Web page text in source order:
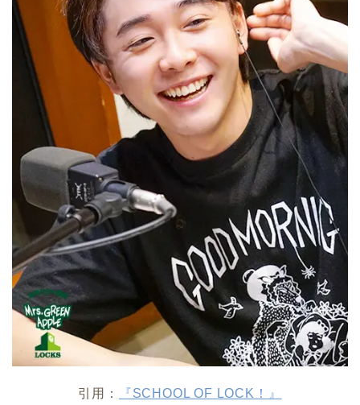
引用： 『SCHOOL OF LOCK！』